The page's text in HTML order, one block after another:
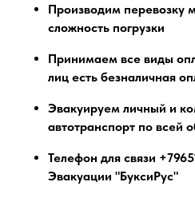
Производим перевозку
сложность погрузки
Принимаем все виды
лиц есть безналичная
Эвакуируем личный и
автотранспорт по всей
Телефон для связи
Эвакуации "БуксиРус"